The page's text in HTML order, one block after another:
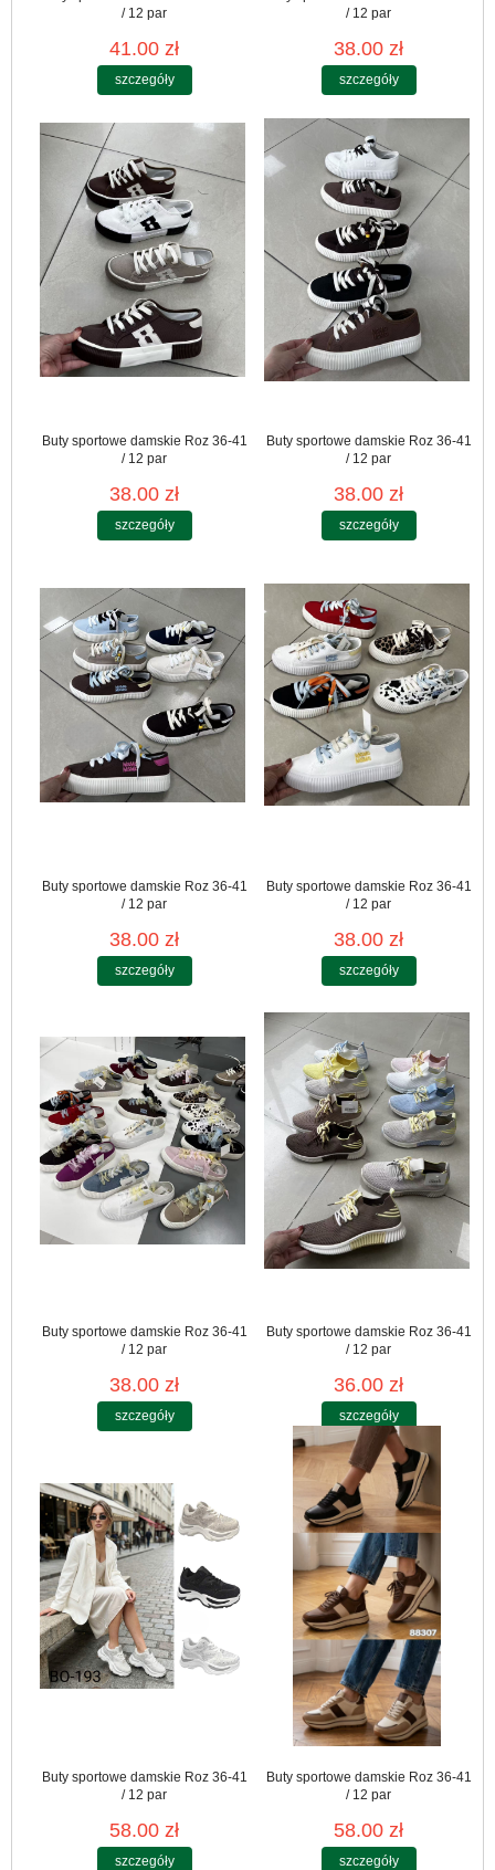
/ 12 par
41.00 zł
szczegóły
/ 12 par
38.00 zł
szczegóły
Buty sportowe damskie Roz 36-41
/ 12 par
38.00 zł
szczegóły
Buty sportowe damskie Roz 36-41
/ 12 par
38.00 zł
szczegóły
Buty sportowe damskie Roz 36-41
/ 12 par
38.00 zł
szczegóły
Buty sportowe damskie Roz 36-41
/ 12 par
38.00 zł
szczegóły
Buty sportowe damskie Roz 36-41
/ 12 par
38.00 zł
szczegóły
Buty sportowe damskie Roz 36-41
/ 12 par
36.00 zł
szczegóły
Buty sportowe damskie Roz 36-41
/ 12 par
58.00 zł
szczegóły
Buty sportowe damskie Roz 36-41
/ 12 par
58.00 zł
szczegóły